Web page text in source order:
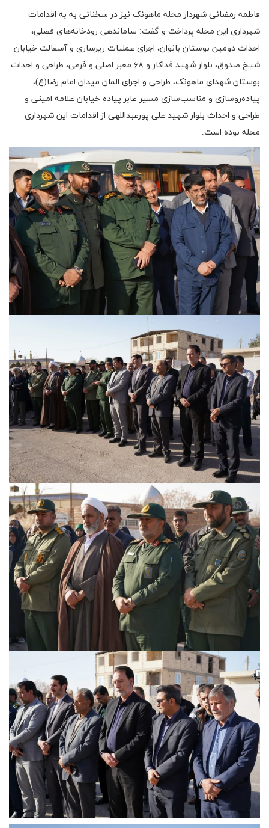
فاطمه رمضانی شهردار محله ماهونک نیز در سخنانی به به اقدامات
شهرداری این محله پرداخت و گفت: ساماندهی رودخانه‌های فصلی،
احداث دومین بوستان بانوان، اجرای عملیات زیرسازی و آسفالت خیابان
شیخ صدوق، بلوار شهید فداکار و ۶۸ معبر اصلی و فرعی، طراحی و احداث
بوستان شهدای ماهونک، طراحی و اجرای المان میدان امام رضا(ع)،
پیاده‌روسازی و مناسب‌سازی مسیر عابر پیاده خیابان علامه امینی و
طراحی و احداث بلوار شهید علی پورعبداللهی از اقدامات این شهرداری
محله بوده است.